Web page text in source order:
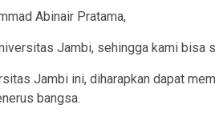
Abinair Pratama,
Jambi, sehingga kami bisa
Jambi ini, diharapkan dapat
bangsa.